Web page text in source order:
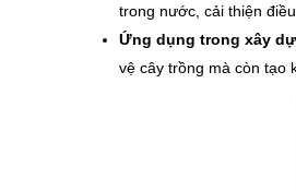
trong nước, cải thiện
Ứng dụng trong xây
vệ cây trồng mà còn tạo